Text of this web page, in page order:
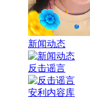
新闻动态
反击谣言
安利内容库